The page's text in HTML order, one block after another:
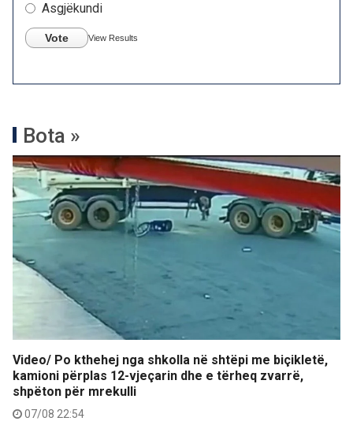
Asgjëkundi
Vote View Results
Bota »
Video/ Po kthehej nga shkolla në shtëpi me biçikletë,
kamioni përplas 12-vjeçarin dhe e tërheq zvarrë,
shpëton për mrekulli
07/08 22:54